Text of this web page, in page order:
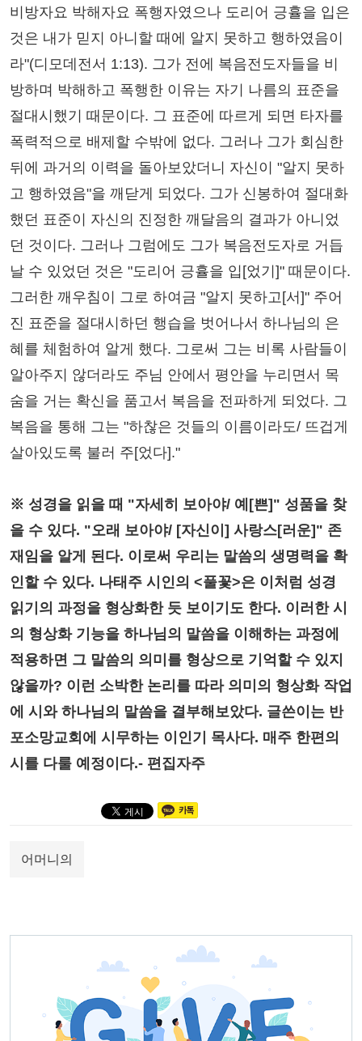
비방자요 박해자요 폭행자였으나 도리어 긍휼을 입은
것은 내가 믿지 아니할 때에 알지 못하고 행하였음이
라"(디모데전서 1:13). 그가 전에 복음전도자들을 비
방하며 박해하고 폭행한 이유는 자기 나름의 표준을
절대시했기 때문이다. 그 표준에 따르게 되면 타자를
폭력적으로 배제할 수밖에 없다. 그러나 그가 회심한
뒤에 과거의 이력을 돌아보았더니 자신이 "알지 못하
고 행하였음"을 깨닫게 되었다. 그가 신봉하여 절대화
했던 표준이 자신의 진정한 깨달음의 결과가 아니었
던 것이다. 그러나 그럼에도 그가 복음전도자로 거듭
날 수 있었던 것은 "도리어 긍휼을 입[었기]" 때문이다.
그러한 깨우침이 그로 하여금 "알지 못하고[서]" 주어
진 표준을 절대시하던 행습을 벗어나서 하나님의 은
혜를 체험하여 알게 했다. 그로써 그는 비록 사람들이
알아주지 않더라도 주님 안에서 평안을 누리면서 목
숨을 거는 확신을 품고서 복음을 전파하게 되었다. 그
복음을 통해 그는 "하찮은 것들의 이름이라도/ 뜨겁게
살아있도록 불러 주[었다]."
※ 성경을 읽을 때 "자세히 보아야/ 예[쁜]" 성품을 찾
을 수 있다. "오래 보아야/ [자신이] 사랑스[러운]" 존
재임을 알게 된다. 이로써 우리는 말씀의 생명력을 확
인할 수 있다. 나태주 시인의 <풀꽃>은 이처럼 성경
읽기의 과정을 형상화한 듯 보이기도 한다. 이러한 시
의 형상화 기능을 하나님의 말씀을 이해하는 과정에
적용하면 그 말씀의 의미를 형상으로 기억할 수 있지
않을까? 이런 소박한 논리를 따라 의미의 형상화 작업
에 시와 하나님의 말씀을 결부해보았다. 글쓴이는 반
포소망교회에 시무하는 이인기 목사다. 매주 한편의
시를 다룰 예정이다.- 편집자주
어머니의